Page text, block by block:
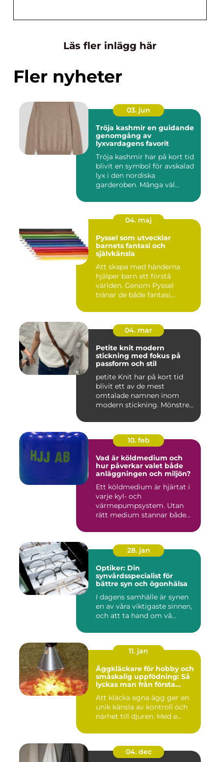
Läs fler inlägg här
Fler nyheter
03. jun
Tröja kashmir en guidande
genomgång av
lyxvardagens favorit
Tröja kashmir har på kort tid
blivit en symbol för avskalad
lyx i den nordiska
garderoben. Många väl...
04. maj
Pyssel som utvecklar
barnets fantasi och
självkänsla
Att skapa med händerna
hjälper barn att förstå
världen. Genom Pyssel
tränar de både fantasi,
04. mar
Petite knit modern
stickning med fokus på
passform och stil
petite Knit har på kort tid
blivit ett av de mest
omtalade namnen inom
modern stickning. Mönstren
10. feb
Vad är köldmedium och
hur påverkar valet både
anläggningen och miljön?
Ett köldmedium är hjärtat i
varje kyl- och
värmepumpsystem. Utan
rätt medium stannar både
28. jan
Optiker: Din
synvårdsspecialist för
bättre syn och ögonhälsa
I dagens samhälle är synen
en av våra viktigaste sinnen,
och att ta hand om vå...
11. jan
Äggkläckare för hobby och
småskalig uppfödning: Så
lyckas man från första
Att kläcka egna ägg ger en
unik känsla av kontroll och
närhet till djuren. Med e...
04. dec